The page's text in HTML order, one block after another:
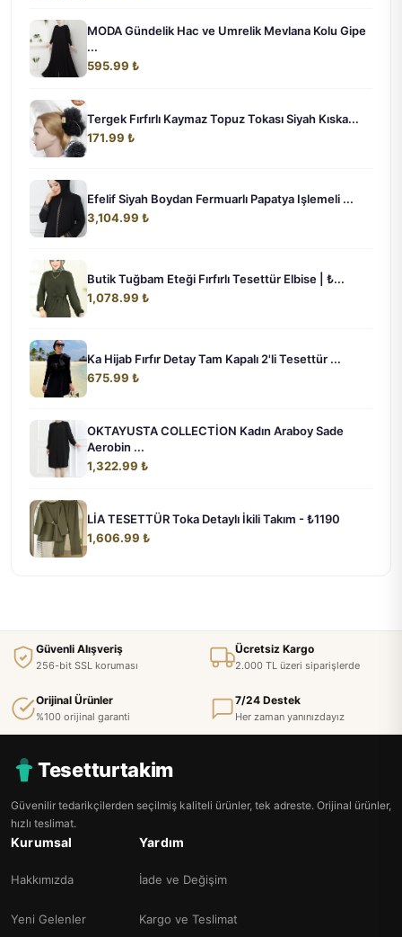
MODA Gündelik Hac ve Umrelik Mevlana Kolu Gipe
...
595.99 ₺
Tergek Fırfırlı Kaymaz Topuz Tokası Siyah Kıska...
171.99 ₺
Efelif Siyah Boydan Fermuarlı Papatya Işlemeli ...
3,104.99 ₺
Butik Tuğbam Eteği Fırfırlı Tesettür Elbise | ₺...
1,078.99 ₺
Ka Hijab Fırfır Detay Tam Kapalı 2'li Tesettür ...
675.99 ₺
OKTAYUSTA COLLECTİON Kadın Araboy Sade
Aerobin ...
1,322.99 ₺
LİA TESETTÜR Toka Detaylı İkili Takım - ₺1190
1,606.99 ₺
Güvenli Alışveriş
256-bit SSL koruması
Ücretsiz Kargo
2.000 TL üzeri siparişlerde
Orijinal Ürünler
%100 orijinal garanti
7/24 Destek
Her zaman yanınızdayız
Tesetturtakim
Güvenilir tedarikçilerden seçilmiş kaliteli ürünler, tek adreste. Orijinal ürünler,
hızlı teslimat.
Kurumsal
Hakkımızda
Yeni Gelenler
Yardım
İade ve Değişim
Kargo ve Teslimat